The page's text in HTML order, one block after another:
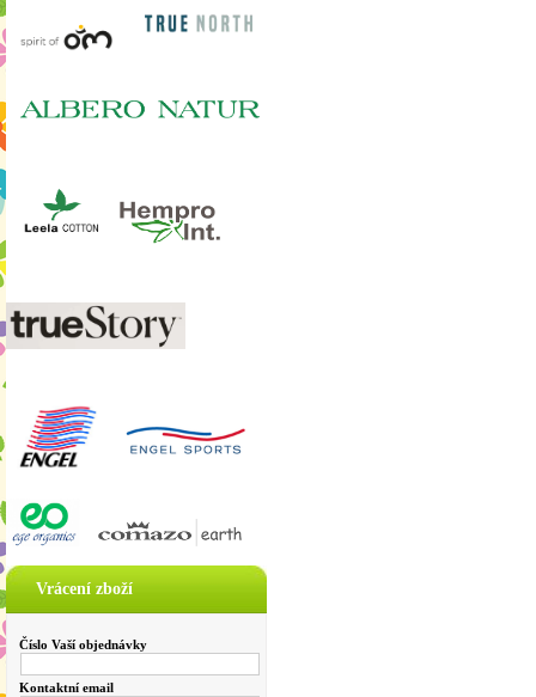
Vrácení zboží
Číslo Vaší objednávky
Kontaktní email